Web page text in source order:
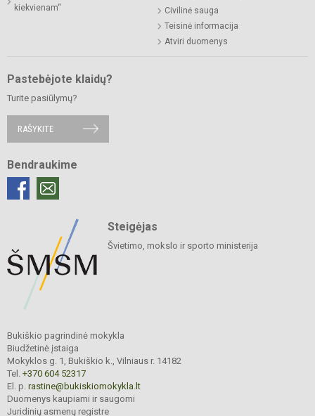
kiekvienam“
Civilinė sauga
Teisinė informacija
Atviri duomenys
Pastebėjote klaidų?
Turite pasiūlymų?
RAŠYKITE
Bendraukime
Steigėjas
Švietimo, mokslo ir sporto ministerija
Bukiškio pagrindinė mokykla
Biudžetinė įstaiga
Mokyklos g. 1, Bukiškio k., Vilniaus r. 14182
Tel. +370 604 52317
El. p. rastine@bukiskiomokykla.lt
Duomenys kaupiami ir saugomi
Juridinių asmenų registre